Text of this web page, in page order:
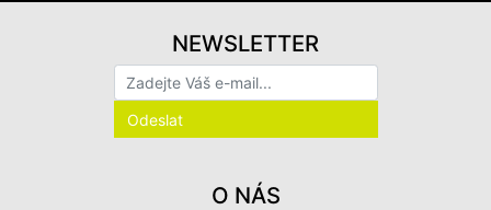
O NÁS
NEWSLETTER